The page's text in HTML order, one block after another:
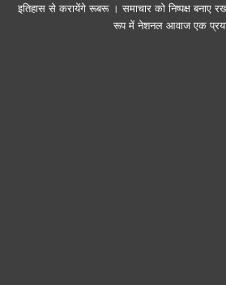
इतिहास से करायेंगे रूबरू । समाचार को निष्पक्ष
रूप में नेशनल आवाज एक